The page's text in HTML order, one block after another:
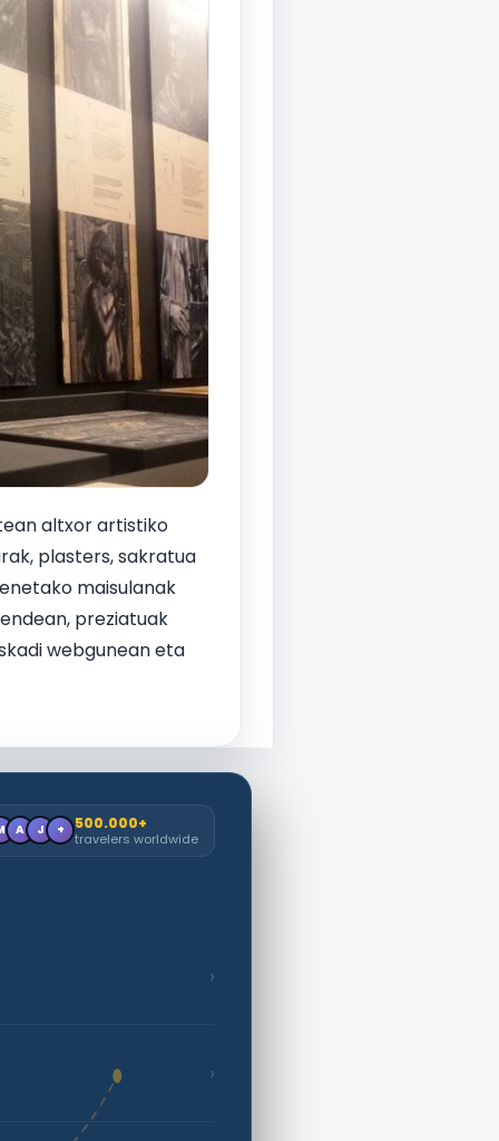
altxor artistiko
plasters, sakratua
maisulanak
preziatuak
webgunean eta
A J + 500.000+
travelers worldwide
›
›